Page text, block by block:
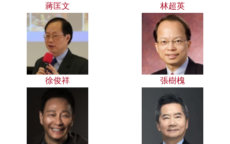
蔣匡文 林超英
徐俊祥 張樹槐